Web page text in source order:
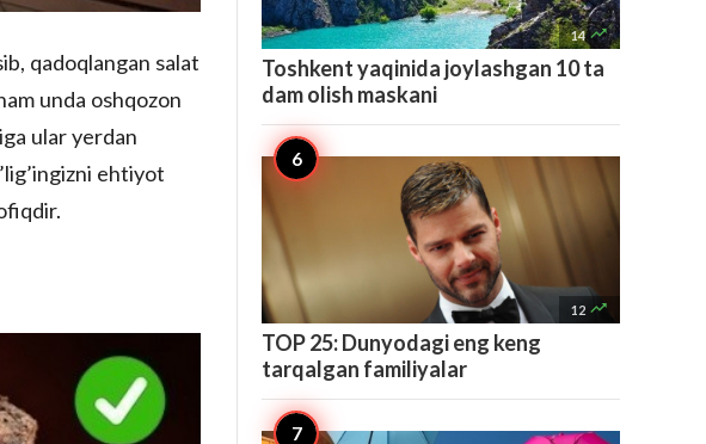
qadoqlangan salat
unda oshqozon
ular yerdan
ehtiyot
14 
Toshkent yaqinida joylashgan 10 ta
dam olish maskani
12 
TOP 25: Dunyodagi eng keng
tarqalgan familiyalar